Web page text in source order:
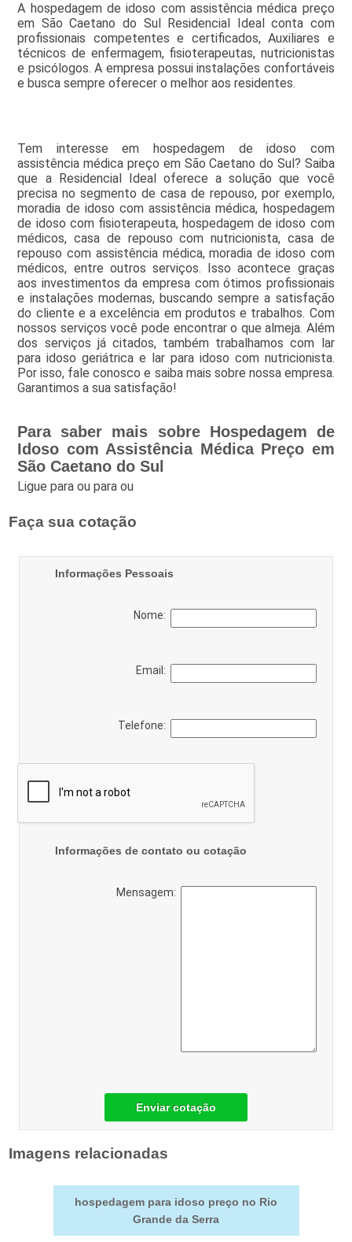
A hospedagem de idoso com assistência médica preço
em São Caetano do Sul Residencial Ideal conta com
profissionais competentes e certificados, Auxiliares e
técnicos de enfermagem, fisioterapeutas, nutricionistas
e psicólogos. A empresa possui instalações confortáveis
e busca sempre oferecer o melhor aos residentes.
Tem interesse em hospedagem de idoso com
assistência médica preço em São Caetano do Sul? Saiba
que a Residencial Ideal oferece a solução que você
precisa no segmento de casa de repouso, por exemplo,
moradia de idoso com assistência médica, hospedagem
de idoso com fisioterapeuta, hospedagem de idoso com
médicos, casa de repouso com nutricionista, casa de
repouso com assistência médica, moradia de idoso com
médicos, entre outros serviços. Isso acontece graças
aos investimentos da empresa com ótimos profissionais
e instalações modernas, buscando sempre a satisfação
do cliente e a excelência em produtos e trabalhos. Com
nossos serviços você pode encontrar o que almeja. Além
dos serviços já citados, também trabalhamos com lar
para idoso geriátrica e lar para idoso com nutricionista.
Por isso, fale conosco e saiba mais sobre nossa empresa.
Garantimos a sua satisfação!
Para saber mais sobre Hospedagem de
Idoso com Assistência Médica Preço em
São Caetano do Sul
Ligue paraou paraou
Faça sua cotação
Informações Pessoais
Nome:
Email:
Telefone:
Informações de contato ou cotação
Mensagem:
Enviar cotação
Imagens relacionadas
hospedagem para idoso preço no Rio
Grande da Serra